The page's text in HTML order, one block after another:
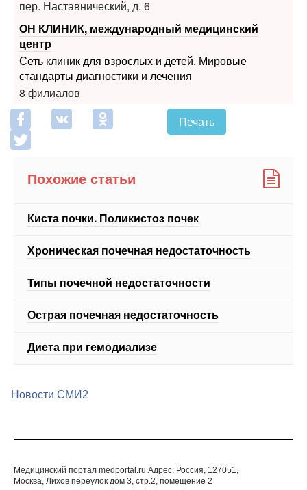
пер. Наставнический, д. 6
ОН КЛИНИК, международный медицинский
центр
Сеть клиник для взрослых и детей. Мировые
стандарты диагностики и лечения
8 филиалов
Печать
Похожие статьи
Киста почки. Поликистоз почек
Хроническая почечная недостаточность
Типы почечной недостаточности
Острая почечная недостаточность
Диета при гемодиализе
Новости СМИ2
Медицинский портал medportal.ru.Адрес: Россия, 127051,
Москва, Лихов переулок дом 3, стр.2, помещение 2